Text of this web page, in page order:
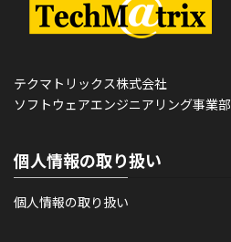
テクマトリックス株式会社
ソフトウェアエンジニアリング事業部
個人情報の取り扱い
個人情報の取り扱い